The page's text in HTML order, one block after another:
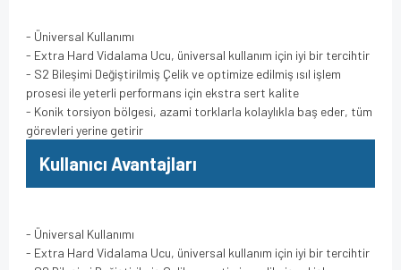
- Üniversal Kullanımı
- Extra Hard Vidalama Ucu, üniversal kullanım için iyi bir tercihtir
- S2 Bileşimi Değiştirilmiş Çelik ve optimize edilmiş ısıl işlem
prosesi ile yeterli performans için ekstra sert kalite
- Konik torsiyon bölgesi, azami torklarla kolaylıkla baş eder, tüm
görevleri yerine getirir
Kullanıcı Avantajları
- Üniversal Kullanımı
- Extra Hard Vidalama Ucu, üniversal kullanım için iyi bir tercihtir